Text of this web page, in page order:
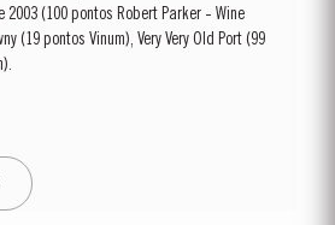
2003 (100 pontos Robert Parker - Wine
(19 pontos Vinum), Very Very Old Port (99